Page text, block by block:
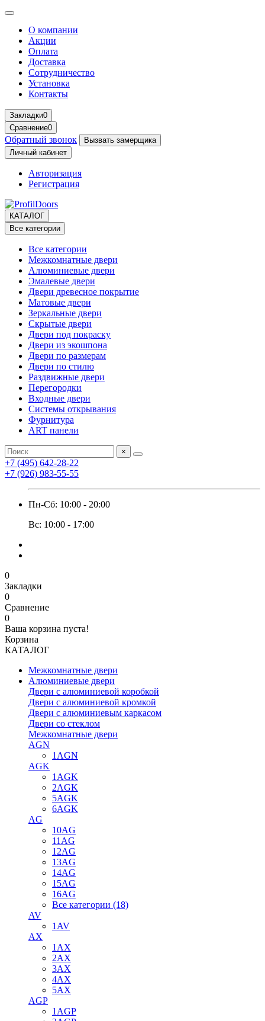
О компании
Акции
Оплата
Доставка
Сотрудничество
Установка
Контакты
Закладки0
Сравнение0
Обратный звонок
Вызвать замерщика
Личный кабинет
Авторизация
Регистрация
КАТАЛОГ
Все категории
Все категории
Межкомнатные двери
Алюминиевые двери
Эмалевые двери
Двери древесное покрытие
Матовые двери
Зеркальные двери
Скрытые двери
Двери под покраску
Двери из экошпона
Двери по размерам
Двери по стилю
Раздвижные двери
Перегородки
Входные двери
Системы открывания
Фурнитура
ART панели
×
+7 (495) 642-28-22
+7 (926) 983-55-55
Пн-Сб: 10:00 - 20:00
Вс: 10:00 - 17:00
0
Закладки
0
Сравнение
0
Ваша корзина пуста!
Корзина
КАТАЛОГ
Межкомнатные двери
Алюминиевые двери
Двери с алюминиевой коробкой
Двери с алюминиевой кромкой
Двери с алюминиевым каркасом
Двери со стеклом
Межкомнатные двери
AGN
1AGN
AGK
1AGK
2AGK
5AGK
6AGK
AG
10AG
11AG
12AG
13AG
14AG
15AG
16AG
Все категории (18)
AV
1AV
AX
1AX
2AX
3AX
4AX
5AX
AGP
1AGP